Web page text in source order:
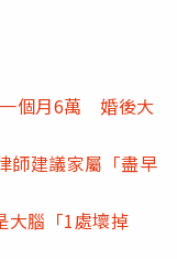
個月6萬 婚後大
建議家屬「盡早
腦「1處壞掉